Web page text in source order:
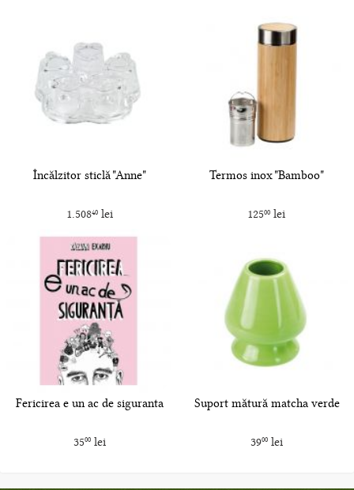
Încălzitor sticlă "Anne"
1.50840lei
Termos inox "Bamboo"
12500 lei
Fericirea e un ac de siguranta
3500lei
Suport mătură matcha verde
3900lei